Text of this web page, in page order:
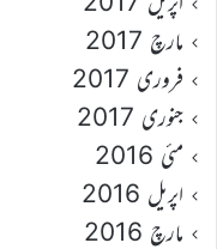
مارچ 2017
فروری 2017
جنوری 2017
مئی 2016
اپریل 2016
مارچ 2016